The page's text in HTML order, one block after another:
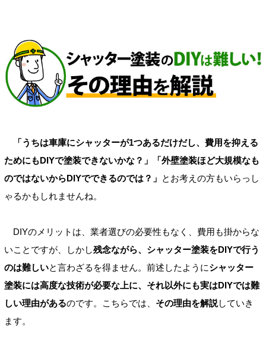
「うちは車庫にシャッターが1つあるだけだし、費用を抑える
ためにもDIYで塗装できないかな？」「外壁塗装ほど大規模なも
のではないからDIYでできるのでは？」 とお考えの方もいらっし
ゃるかもしれませんね。
DIYのメリットは、業者選びの必要性もなく、費用も掛からな
いことですが、しかし残念ながら、シャッター塗装をDIYで行う
のは難しいと言わざるを得ません。前述したようにシャッター
塗装には高度な技術が必要な上に、それ以外にも実はDIYでは難
しい理由があるのです。こちらでは、 その理由を解説していき
ます。